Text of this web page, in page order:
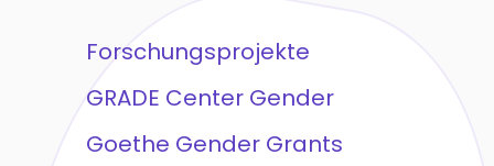
Forschungsprojekte
GRADE Center Gender
Goethe Gender Grants